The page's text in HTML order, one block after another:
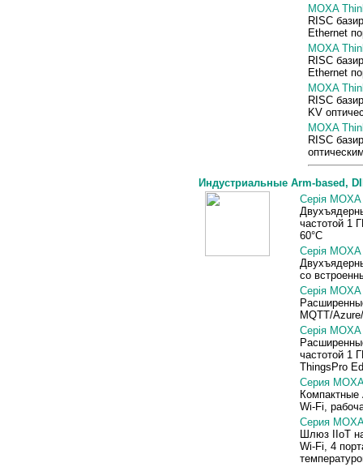
MOXA
RISC
Ethernet
MOXA
RISC
Ethernet
MOXA
RISC
KV
MOXA
RISC
Индустриальные Arm-based,
Серія
частотой 1
60°C
Серія
со
Серія
MQTT/
Серія
частотой 1
ThingsPro
Серия
Wi-Fi, рабоч
Серия
Шлюз IIoT
Wi-Fi, 4